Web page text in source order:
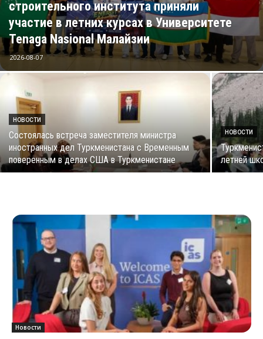
строительного института приняли
участие в летних курсах в Университете
Tenaga Nasional Малайзии
2026-08-07
НОВОСТИ
Состоялась встреча заместителя министра
иностранных дел Туркменистана с Временным
поверенным в делах США в Туркменистане
НОВОСТИ
летней
Новости